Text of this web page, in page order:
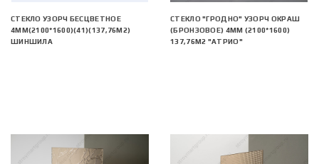
СТЕКЛО УЗОРЧ БЕСЦВЕТНОЕ
4ММ(2100*1600)(41)(137,76М2)
ШИНШИЛА
СТЕКЛО "ГРОДНО" УЗОРЧ ОКРАШ
(БРОНЗОВОЕ) 4ММ (2100*1600)
137,76М2 "АТРИО"